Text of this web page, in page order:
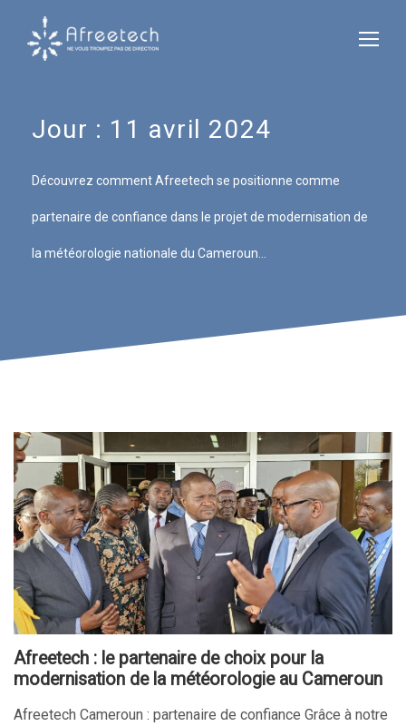
Jour : 11 avril 2024
Découvrez comment Afreetech se positionne comme
partenaire de confiance dans le projet de modernisation de
la météorologie nationale du Cameroun…
Afreetech : le partenaire de choix pour la
modernisation de la météorologie au Cameroun​
Afreetech Cameroun : partenaire de confiance Grâce à notre